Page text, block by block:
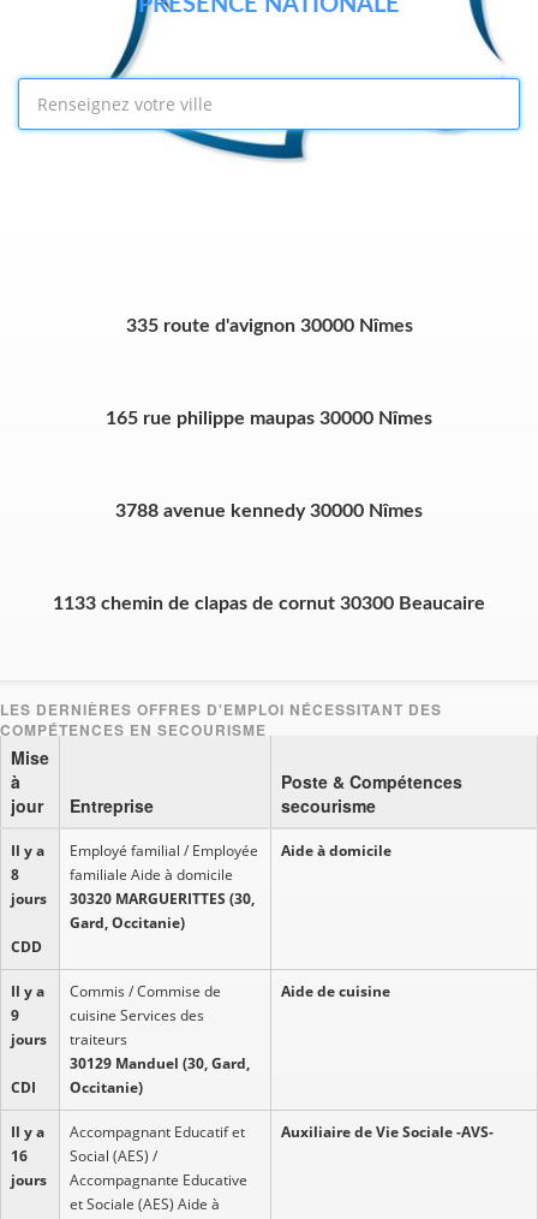
335 route d'avignon 30000 Nîmes
165 rue philippe maupas 30000 Nîmes
3788 avenue kennedy 30000 Nîmes
1133 chemin de clapas de cornut 30300 Beaucaire
Mise
à
jour
Entreprise
Poste & Compétences
secourisme
Il y a
8
jours
CDD
Employé familial / Employée
familiale Aide à domicile
30320 MARGUERITTES (30,
Gard, Occitanie)
Aide à domicile
Il y a
9
jours
CDI
Commis / Commise de
cuisine Services des
traiteurs
30129 Manduel (30, Gard,
Occitanie)
Aide de cuisine
Il y a
16
jours
Accompagnant Educatif et
Social (AES) /
Accompagnante Educative
et Sociale (AES) Aide à
Auxiliaire de Vie Sociale -AVS-